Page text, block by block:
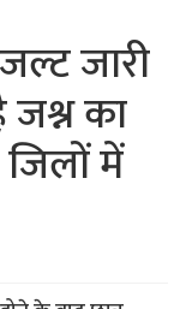
जारी
का
में